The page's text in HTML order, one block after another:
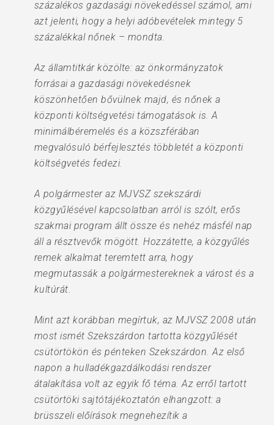
százalékos gazdasági növekedéssel számol, ami
azt jelenti, hogy a helyi adóbevételek mintegy 5
százalékkal nőnek – mondta.
Az államtitkár közölte: az önkormányzatok
forrásai a gazdasági növekedésnek
köszönhetően bővülnek majd, és nőnek a
központi költségvetési támogatások is. A
minimálbéremelés és a közszférában
megvalósuló bérfejlesztés többletét a központi
költségvetés fedezi.
A polgármester az MJVSZ szekszárdi
közgyűlésével kapcsolatban arról is szólt, erős
szakmai program állt össze és nehéz másfél nap
áll a résztvevők mögött. Hozzátette, a közgyűlés
remek alkalmat teremtett arra, hogy
megmutassák a polgármestereknek a várost és a
kultúrát.
Mint azt korábban megírtuk, az MJVSZ 2008 után
most ismét Szekszárdon tartotta közgyűlését
csütörtökön és pénteken Szekszárdon. Az első
napon a hulladékgazdálkodási rendszer
átalakítása volt az egyik fő téma. Az erről tartott
csütörtöki sajtótájékoztatón elhangzott: a
brüsszeli előírások megnehezítik a